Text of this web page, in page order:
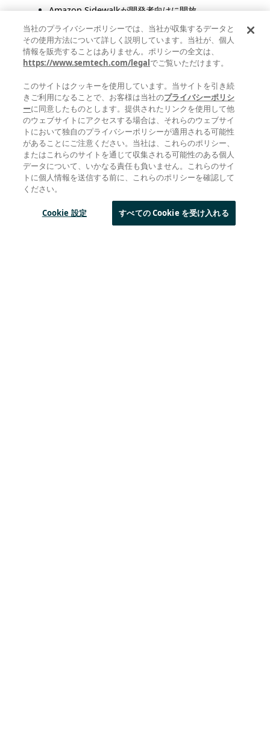
Amazon Sidewalkが開発者向けに開放
Sidewalkを超えたアプリケーションの活用：
Amazonの新しいプロトコル、Amazon Sidewalk
の最長距離モード
スマートホームが広域・低消費電力技術で屋内と屋
外をつなぐ
著者による投稿
Semtech Corporate Marketing(48)
Anindita Bhattacharya(27)
Marc Pégulu(23)
Gareth Heywood(18)
Rémi Demerlé(18)
Remi Lorrain
Swaroop Chitturi
(11)
Byron BeMiller
(10)
当社のプライバシーポリシーでは、当社が収集するデータと
その使用方法について詳しく説明しています。当社が、個人
情報を販売することはありません。ポリシーの全文は、
https://www.semtech.com/legalでご覧いただけます。
このサイトはクッキーを使用しています。当サイトを引き続
きご利用になることで、お客様は当社のプライバシーポリシ
ーに同意したものとします。提供されたリンクを使用して他
のウェブサイトにアクセスする場合は、それらのウェブサイ
トにおいて独自のプライバシーポリシーが適用される可能性
があることにご注意ください。当社は、これらのポリシー、
またはこれらのサイトを通じて収集される可能性のある個人
データについて、いかなる責任も負いません。これらのサイ
トに個人情報を送信する前に、これらのポリシーを確認して
ください。
Cookie 設定 すべての Cookie を受け入れる